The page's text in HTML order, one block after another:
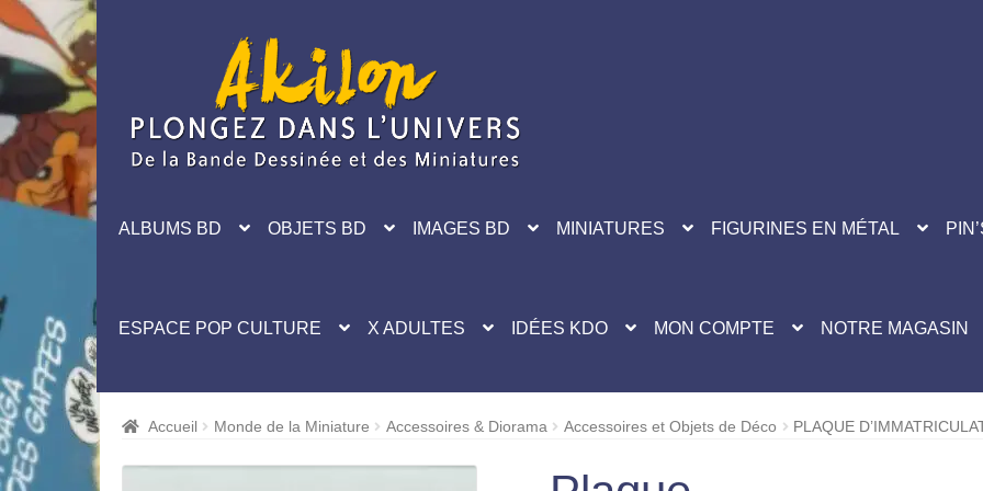
navigation
ALBUMS BD OBJETS BD IMAGES BD MINIATURES FIGURINES EN MÉTAL
ESPACE POP CULTURE X ADULTES IDÉES KDO MON COMPTE NOTRE MAGASIN
Accueil Monde de la Miniature Accessoires & Diorama Accessoires et Objets de Déco PLAQUE